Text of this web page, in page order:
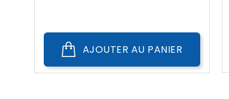
AJOUTER AU PANIER